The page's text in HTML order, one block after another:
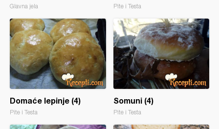
Glavna jela Pite i Testa
Domaće lepinje (4)
Pite i Testa
Somuni (4)
Pite i Testa